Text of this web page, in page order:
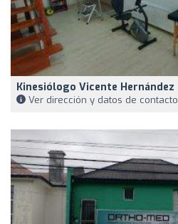
Kinesiólogo Vicente Hernández
Ver dirección y datos de contacto